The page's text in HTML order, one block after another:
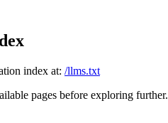
index at: /llms.txt
pages before exploring further.